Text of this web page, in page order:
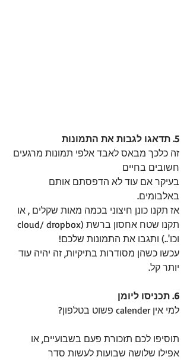
5. תדאגו לגבות את התמונות
זה כלכך מבאס לאבד אלפי תמונות מרגעים
חשובים בחיים
בעיקר אם עוד לא הדפסתם אותם
באלבומים.
אז תקנו כונן חיצוני בכמה מאות שקלים , או
וכו'..) ותגבו את התמונות שלכם!
עכשו כשהן מסודרות בתיקיות, זה יהיה עוד
יותר קל.
6. תכניסו ליומן
למי אין calender פשוט בטלפון?
תוסיפו לכם תזכורת פעם בשבועיים, או
אפילו שלושה שבועות לעשות סדר